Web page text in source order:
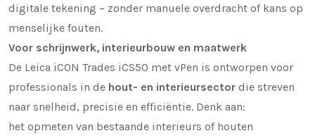
digitale tekening – zonder manuele overdracht of kans op
menselijke fouten.
Voor schrijnwerk, interieurbouw en maatwerk
De Leica iCON Trades iCS50 met vPen is ontworpen voor
professionals in de hout- en interieursector die streven
naar snelheid, precisie en efficiëntie. Denk aan:
het opmeten van bestaande interieurs of houten